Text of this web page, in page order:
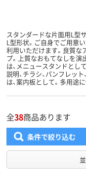
スタンダードな片面用L型
L型形状。ご自身でご用意
利用いただけます。良質な
プ。上質なおもてなしを演
は、メニュースタンドとし
説明、チラシ、パンフレッ
は、案内板として。多用途
全38商品あります
条件で絞り込む